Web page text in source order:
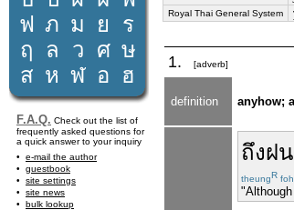
ฟ ภ ม ย
ร
ฤ
ล ว ศ ษ
ส ห ฬ อ ฮ
F.A.Q. Check out the list of
frequently asked questions for
a quick answer to your inquiry
e-mail the author
guestbook
site settings
site news
bulk lookup
Royal Thai General System
1. [adverb]
definition anyhow;
ถึงฝน
theungR